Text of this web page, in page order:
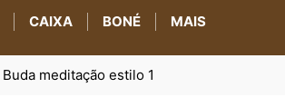
CAIXA BONÉ MAIS
Buda meditação estilo 1